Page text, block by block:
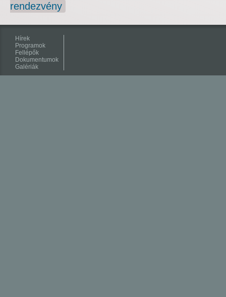
rendezvény
Hírek
Programok
Fellépők
Dokumentumok
Galériák